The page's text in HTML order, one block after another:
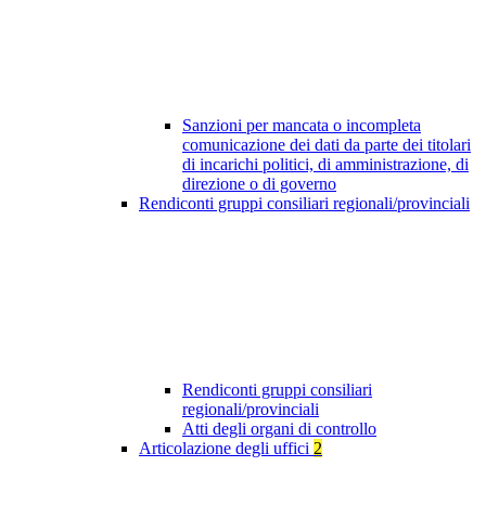
Sanzioni per mancata o incompleta
comunicazione dei dati da parte dei titolari
di incarichi politici, di amministrazione, di
direzione o di governo
Rendiconti gruppi consiliari regionali/provinciali
Rendiconti gruppi consiliari
regionali/provinciali
Atti degli organi di controllo
Articolazione degli uffici 2